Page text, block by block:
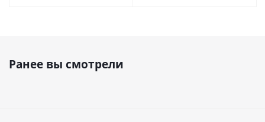
Ранее вы смотрели